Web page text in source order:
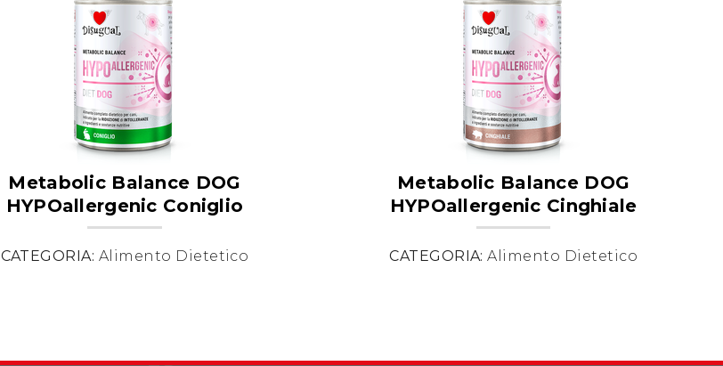
Metabolic Balance DOG
HYPOallergenic Coniglio
CATEGORIA: Alimento Dietetico
Metabolic Balance DOG
HYPOallergenic Cinghiale
CATEGORIA:Alimento Dietetico